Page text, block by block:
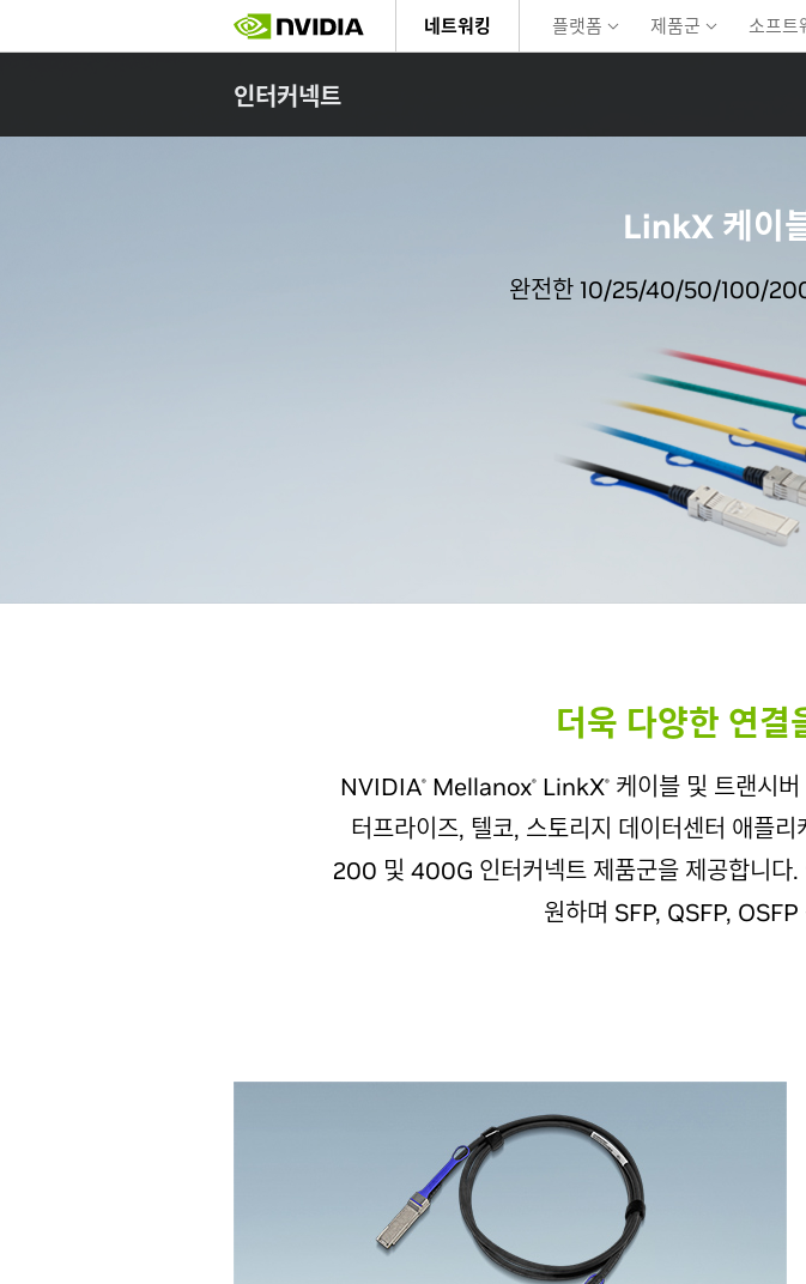
main
네트워킹 플랫폼 제품군 소프트
인터커넥트
LinkX 케이
완전한 10/25/40/50/100/
더욱 다양한 연
NVIDIA® Mellanox® LinkX® 케이블 및 트랜시
터프라이즈, 텔코, 스토리지 데이터센터 애플
200 및 400G 인터커넥트 제품군을 제공합니다.
원하며 SFP, QSFP,